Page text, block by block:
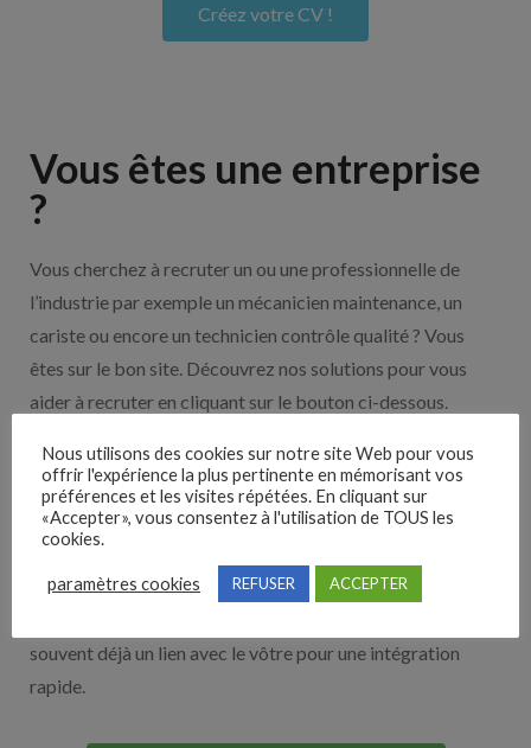
Créez votre CV !
Vous êtes une entreprise
?
Vous cherchez à recruter un ou une professionnelle de
l’industrie par exemple un mécanicien maintenance, un
cariste ou encore un technicien contrôle qualité ? Vous
êtes sur le bon site. Découvrez nos solutions pour vous
aider à recruter en cliquant sur le bouton ci-dessous.
Nos solutions entreprises
Découvrez nos partenaires ! Moteurs de recherches,
multidiffuseurs, sites payant… nombreux sont nos
souvent déjà un lien avec le vôtre pour une intégration
rapide.
Nous utilisons des cookies sur notre site Web pour vous
offrir l'expérience la plus pertinente en mémorisant vos
préférences et les visites répétées. En cliquant sur
«Accepter», vous consentez à l'utilisation de TOUS les
cookies.
paramètres cookies REFUSER ACCEPTER